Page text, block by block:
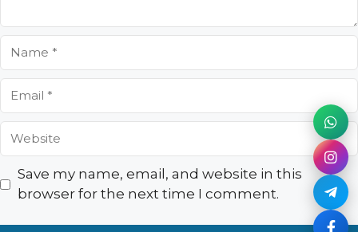
Name
Email
Website
Save my name, email, and website in this
browser for the next time I comment.